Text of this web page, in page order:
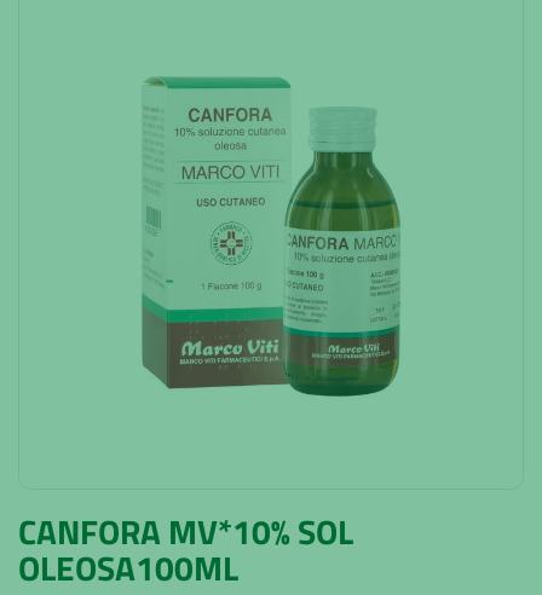
CANFORA MV*10% SOL
OLEOSA100ML